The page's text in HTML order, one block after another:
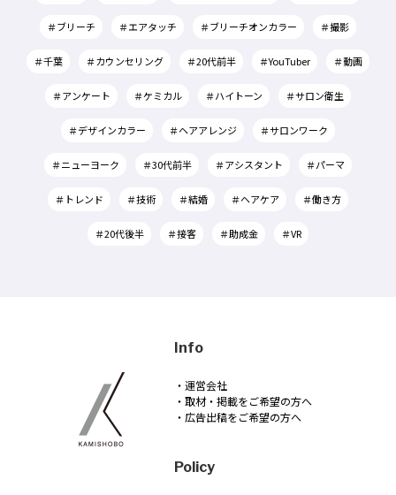
＃ブリーチ ＃エアタッチ ＃ブリーチオンカラー ＃撮影
＃千葉 ＃カウンセリング ＃20代前半 ＃YouTuber ＃動画
＃アンケート ＃ケミカル ＃ハイトーン ＃サロン衛生
＃デザインカラー ＃ヘアアレンジ ＃サロンワーク
＃ニューヨーク ＃30代前半 ＃アシスタント ＃パーマ
＃トレンド ＃技術 ＃結婚 ＃ヘアケア ＃働き方
＃20代後半 ＃接客 ＃助成金 ＃VR
Info
・運営会社
・取材・掲載をご希望の方へ
・広告出稿をご希望の方へ
Policy